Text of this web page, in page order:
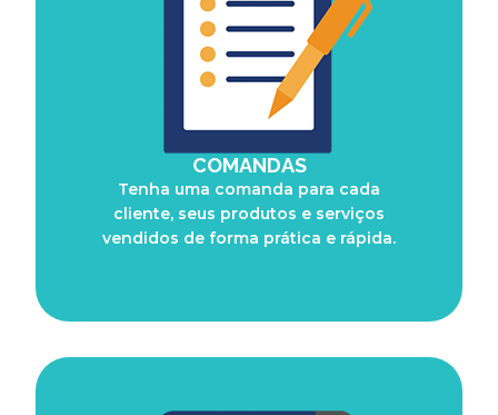
COMANDAS
Tenha uma comanda para cada
cliente, seus produtos e serviços
vendidos de forma prática e rápida.